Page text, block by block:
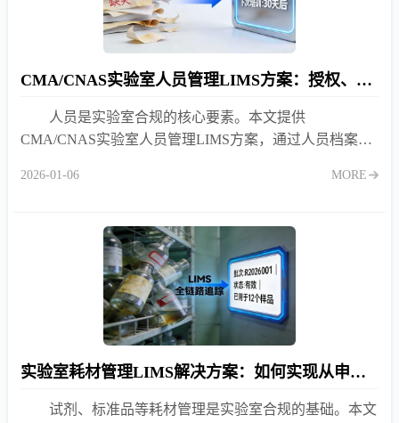
CMA/CNAS实验室人员管理LIMS方案：授权、培训与能力监控
人员是实验室合规的核心要素。本文提供
CMA/CNAS实验室人员管理LIMS方案，通过人员档案、
范围风险。
2026-01-06 MORE
实验室耗材管理LIMS解决方案：如何实现从申购到报废的全生命周期追踪？
试剂、标准品等耗材管理是实验室合规的基础。本文